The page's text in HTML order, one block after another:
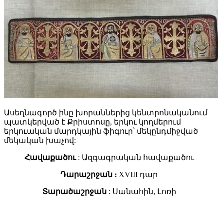
Ասեղնագործ ինը խորաններից կենտրոնականում
պատկերված է Քրիստոսը, երկու կողմերում
երկուական մարդկային ֆիգուր՝ մեկընդմիջված
մեկական խաչով:
Հավաքածու: Ազգագրական հավաքածու
Դարաշրջան ։ XVIII դար
Տարածաշրջան: Սանահին, Լոռի